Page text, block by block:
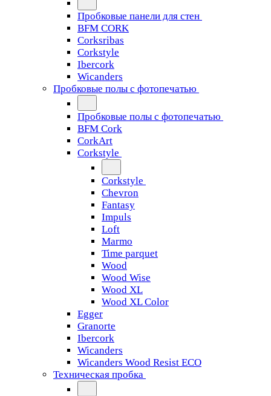
Пробковые панели для стен
BFM CORK
Corksribas
Corkstyle
Ibercork
Wicanders
Пробковые полы с фотопечатью
Пробковые полы с фотопечатью
BFM Cork
CorkArt
Corkstyle
Corkstyle
Chevron
Fantasy
Impuls
Loft
Marmo
Time parquet
Wood
Wood Wise
Wood XL
Wood XL Color
Egger
Granorte
Ibercork
Wicanders
Wicanders Wood Resist ECO
Техническая пробка